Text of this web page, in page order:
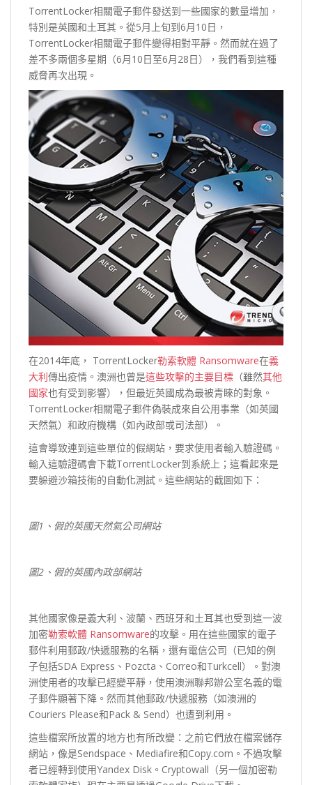
TorrentLocker相關電子郵件發送到一些國家的數量增加，
特別是英國和土耳其。從5月上旬到6月10日，
TorrentLocker相關電子郵件變得相對平靜。然而就在過了
差不多兩個多星期（6月10日至6月28日），我們看到這種
威脅再次出現。
在2014年底， TorrentLocker勒索軟體 Ransomware在義
大利傳出疫情。澳洲也曾是這些攻擊的主要目標 （雖然其他
國家也有受到影響），但最近英國成為最被青睞的對象。
TorrentLocker相關電子郵件偽裝成來自公用事業（如英國
天然氣）和政府機構（如內政部或司法部）。
這會導致連到這些單位的假網站，要求使用者輸入驗證碼。
輸入這驗證碼會下載TorrentLocker到系統上；這看起來是
要躲避沙箱技術的自動化測試。這些網站的截圖如下：
圖1 、假的英國天然氣公司網站
圖2 、假的英國內政部網站
其他國家像是義大利、波蘭、西班牙和土耳其也受到這一波
加密勒索軟體 Ransomware的攻擊。用在這些國家的電子
郵件利用郵政/快遞服務的名稱，還有電信公司（已知的例
子包括SDA Express、Pozcta、Correo和Turkcell）。對澳
洲使用者的攻擊已經變平靜，使用澳洲聯邦辦公室名義的電
子郵件顯著下降。然而其他郵政/快遞服務（如澳洲的
Couriers Please和Pack & Send）也遭到利用。
這些檔案所放置的地方也有所改變：之前它們放在檔案儲存
網站，像是Sendspace、Mediafire和Copy.com。不過攻擊
者已經轉到使用Yandex Disk。Cryptowall（另一個加密勒